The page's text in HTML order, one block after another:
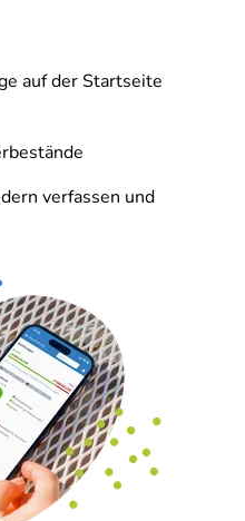
auf der Startseite
verfassen und